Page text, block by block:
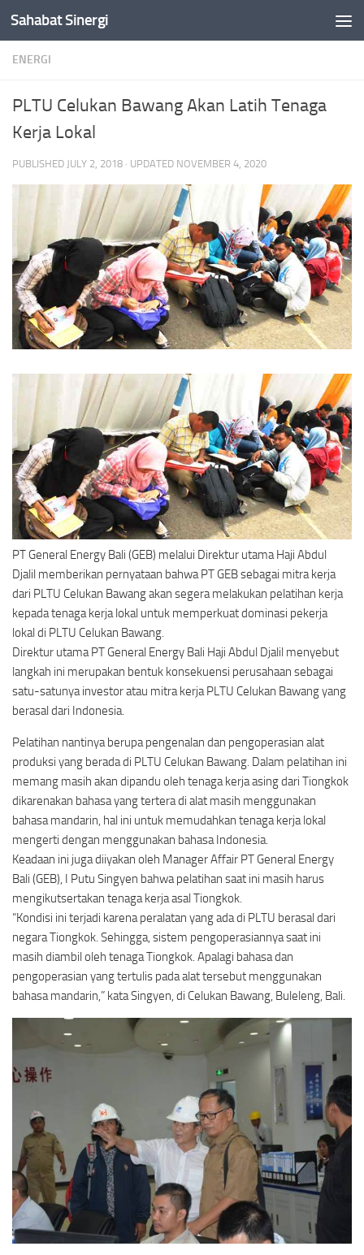
Skip to content
Sahabat Sinergi
ENERGI
PLTU Celukan Bawang Akan Latih Tenaga
Kerja Lokal
PUBLISHED JULY 2, 2018 · UPDATED NOVEMBER 4, 2020
PT General Energy Bali (GEB) melalui Direktur utama Haji Abdul
Djalil memberikan pernyataan bahwa PT GEB sebagai mitra kerja
dari PLTU Celukan Bawang akan segera melakukan pelatihan kerja
kepada tenaga kerja lokal untuk memperkuat dominasi pekerja
lokal di PLTU Celukan Bawang.
Direktur utama PT General Energy Bali Haji Abdul Djalil menyebut
langkah ini merupakan bentuk konsekuensi perusahaan sebagai
satu-satunya investor atau mitra kerja PLTU Celukan Bawang yang
berasal dari Indonesia.
Pelatihan nantinya berupa pengenalan dan pengoperasian alat
produksi yang berada di PLTU Celukan Bawang. Dalam pelatihan ini
memang masih akan dipandu oleh tenaga kerja asing dari Tiongkok
dikarenakan bahasa yang tertera di alat masih menggunakan
bahasa mandarin, hal ini untuk memudahkan tenaga kerja lokal
mengerti dengan menggunakan bahasa Indonesia.
Keadaan ini juga diiyakan oleh Manager Affair PT General Energy
Bali (GEB), I Putu Singyen bahwa pelatihan saat ini masih harus
mengikutsertakan tenaga kerja asal Tiongkok.
“Kondisi ini terjadi karena peralatan yang ada di PLTU berasal dari
negara Tiongkok. Sehingga, sistem pengoperasiannya saat ini
masih diambil oleh tenaga Tiongkok. Apalagi bahasa dan
pengoperasian yang tertulis pada alat tersebut menggunakan
bahasa mandarin,” kata Singyen, di Celukan Bawang, Buleleng, Bali.